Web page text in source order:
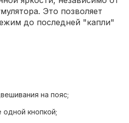
Это позволяет
до последней "капли"
на пояс;
одной кнопкой;